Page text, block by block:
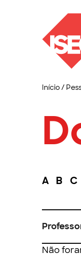
Início/
A B C
Não